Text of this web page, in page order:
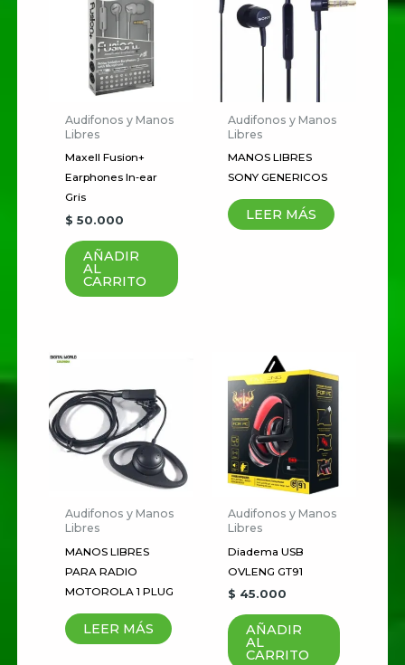
Tu dirección de correo
electrónico no será publicada.
Los campos obligatorios están
marcados con
Tu
puntuación
Correo electrónico
Guardar mi nombre, correo
electrónico y sitio web en este
navegador para la próxima vez
que haga un comentario.
Audifonos y Manos
Libres
Maxell Fusion+
Earphones In‑ear
Gris
$ 50.000
AÑADIR
AL
CARRITO
Audifonos y Manos
Libres
MANOS LIBRES
SONY GENERICOS
LEER MÁS
Audifonos y Manos
Libres
MANOS LIBRES
PARA RADIO
MOTOROLA 1 PLUG
LEER MÁS
Audifonos y Manos
Libres
Diadema USB
OVLENG GT91
$ 45.000
AÑADIR
AL
CARRITO